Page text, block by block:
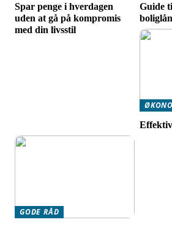
Spar penge i hverdagen
uden at gå på kompromis
med din livsstil
Guide
boliglån
GODE RÅD